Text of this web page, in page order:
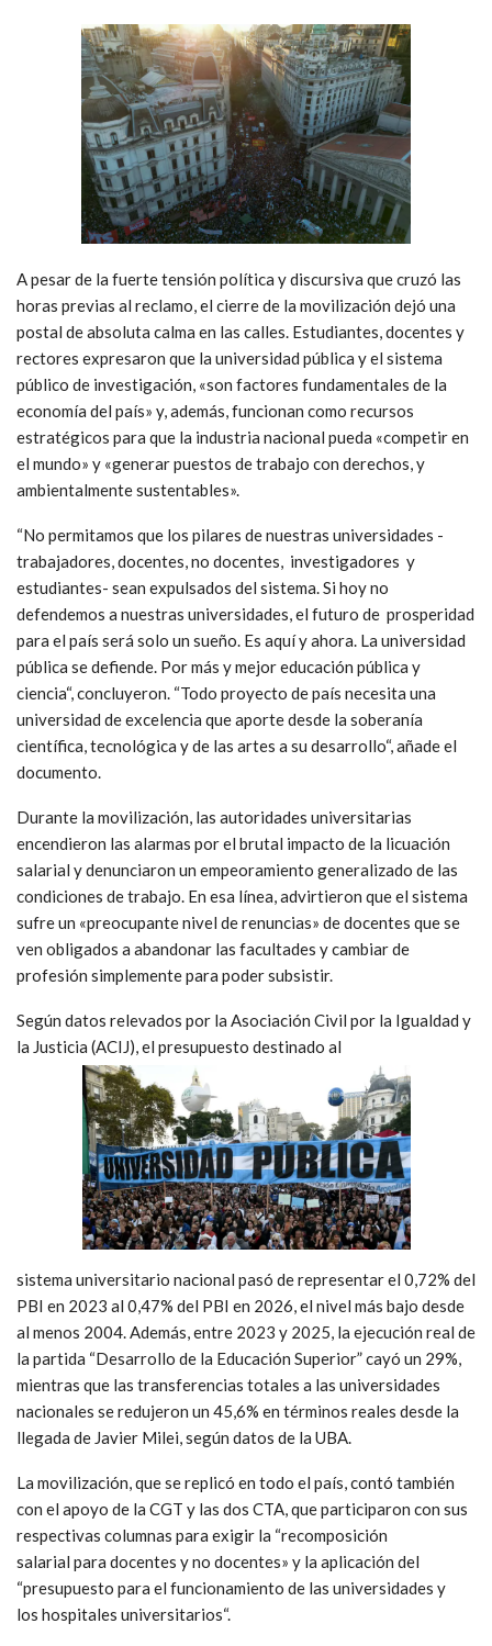
A pesar de la fuerte tensión política y discursiva que cruzó las
horas previas al reclamo, el cierre de la movilización dejó una
postal de absoluta calma en las calles. Estudiantes, docentes y
rectores expresaron que la universidad pública y el sistema
público de investigación, «son factores fundamentales de la
economía del país» y, además, funcionan como recursos
estratégicos para que la industria nacional pueda «competir en
el mundo» y «generar puestos de trabajo con derechos, y
ambientalmente sustentables».
“No permitamos que los pilares de nuestras universidades -
trabajadores, docentes, no docentes, investigadores y
estudiantes- sean expulsados del sistema. Si hoy no
defendemos a nuestras universidades, el futuro de prosperidad
para el país será solo un sueño. Es aquí y ahora. La universidad
pública se defiende. Por más y mejor educación pública y
ciencia“, concluyeron. “Todo proyecto de país necesita una
universidad de excelencia que aporte desde la soberanía
científica, tecnológica y de las artes a su desarrollo“, añade el
documento.
Durante la movilización, las autoridades universitarias
encendieron las alarmas por el brutal impacto de la licuación
salarial y denunciaron un empeoramiento generalizado de las
condiciones de trabajo. En esa línea, advirtieron que el sistema
sufre un «preocupante nivel de renuncias» de docentes que se
ven obligados a abandonar las facultades y cambiar de
profesión simplemente para poder subsistir.
Según datos relevados por la Asociación Civil por la Igualdad y
la Justicia (ACIJ), el presupuesto destinado al
sistema universitario nacional pasó de representar el 0,72% del
PBI en 2023 al 0,47% del PBI en 2026, el nivel más bajo desde
al menos 2004. Además, entre 2023 y 2025, la ejecución real de
la partida “Desarrollo de la Educación Superior” cayó un 29%,
mientras que las transferencias totales a las universidades
nacionales se redujeron un 45,6% en términos reales desde la
llegada de Javier Milei, según datos de la UBA.
La movilización, que se replicó en todo el país, contó también
con el apoyo de la CGT y las dos CTA, que participaron con sus
respectivas columnas para exigir la “recomposición
salarial para docentes y no docentes» y la aplicación del
“presupuesto para el funcionamiento de las universidades y
los hospitales universitarios“.